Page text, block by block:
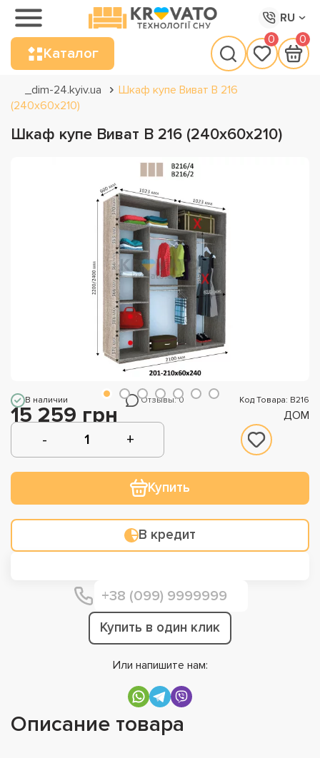
RU
Каталог
0 0
_dim-24.kyiv.ua
Шкаф купе Виват В 216
(240х60х210)
Шкаф купе Виват В 216 (240х60х210)
В наличии Отзывы: 0 Код Товара: В216
15 259 грн ДОМ
Купить
В кредит
Купить в один клик
Или напишите нам:
Описание товара